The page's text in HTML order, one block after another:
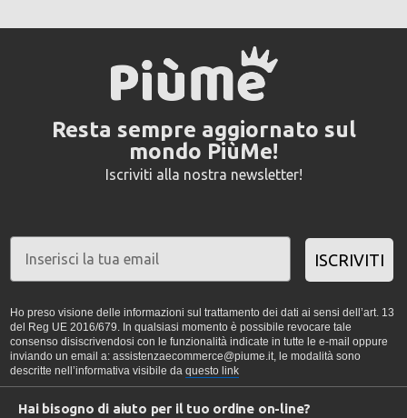
Resta sempre aggiornato sul
mondo PiùMe!
Iscriviti alla nostra newsletter!
ISCRIVITI
Ho preso visione delle informazioni sul trattamento dei dati ai sensi dell’art. 13
del Reg UE 2016/679. In qualsiasi momento è possibile revocare tale
consenso disiscrivendosi con le funzionalità indicate in tutte le e-mail oppure
inviando un email a: assistenzaecommerce@piume.it, le modalità sono
descritte nell’informativa visibile da questo link
Hai bisogno di aiuto per il tuo ordine on-line?